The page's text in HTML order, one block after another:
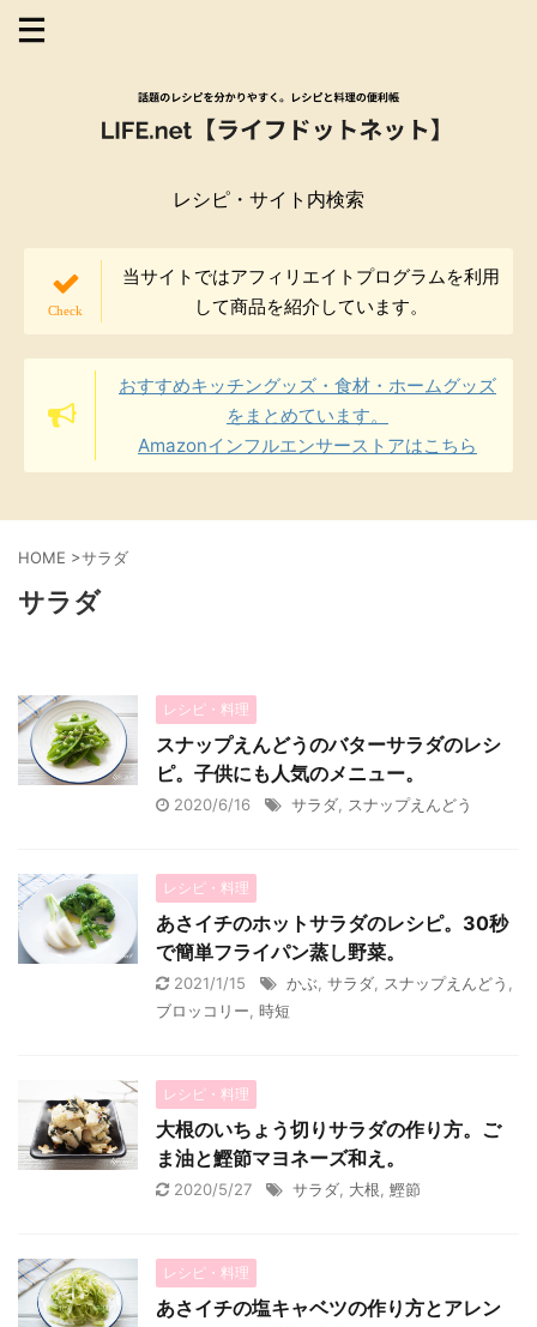
レシピ・サイト内検索
当サイトではアフィリエイトプログラムを利用
して商品を紹介しています。
おすすめキッチングッズ・食材・ホームグッズ
をまとめています。
Amazonインフルエンサーストアはこちら
HOME >サラダ
サラダ
レシピ・料理
スナップえんどうのバターサラダのレシ
ピ。子供にも人気のメニュー。
2020/6/16 サラダ スナップえんどう
レシピ・料理
あさイチのホットサラダのレシピ。30秒
で簡単フライパン蒸し野菜。
2021/1/15 かぶ サラダ スナップえんどう
ブロッコリー 時短
レシピ・料理
大根のいちょう切りサラダの作り方。ご
ま油と鰹節マヨネーズ和え。
2020/5/27 サラダ 大根 鰹節
レシピ・料理
あさイチの塩キャベツの作り方とアレン